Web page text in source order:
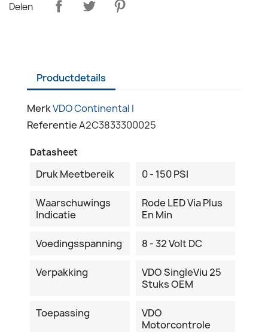
Delen
Productdetails
MerkVDO Continental I
ReferentieA2C3833300025
Datasheet
Druk Meetbereik 0 - 150 PSI
Waarschuwings
Indicatie
Rode LED Via Plus
En Min
Voedingsspanning 8 - 32 Volt DC
Verpakking
VDO SingleViu 25
Stuks OEM
Toepassing
VDO
Motorcontrole